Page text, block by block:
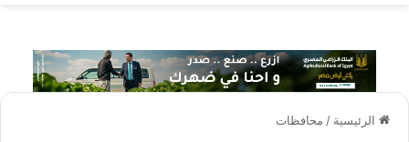
الرئيسية / محافظات